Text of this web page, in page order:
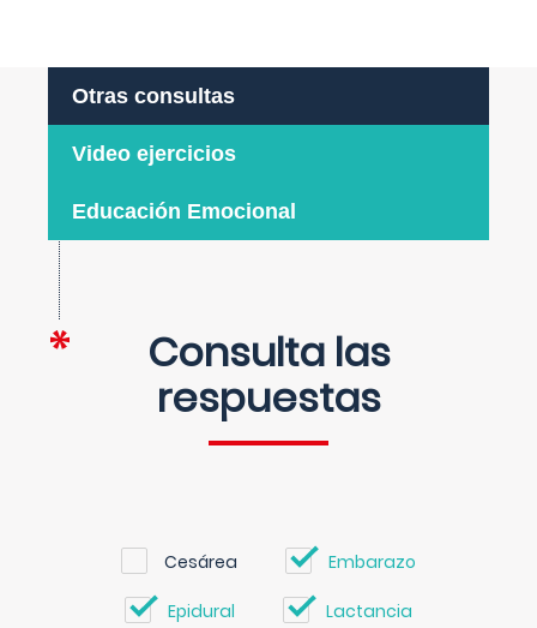
Otras consultas
Video ejercicios
Educación Emocional
Consulta las
respuestas
Cesárea Embarazo
Epidural Lactancia